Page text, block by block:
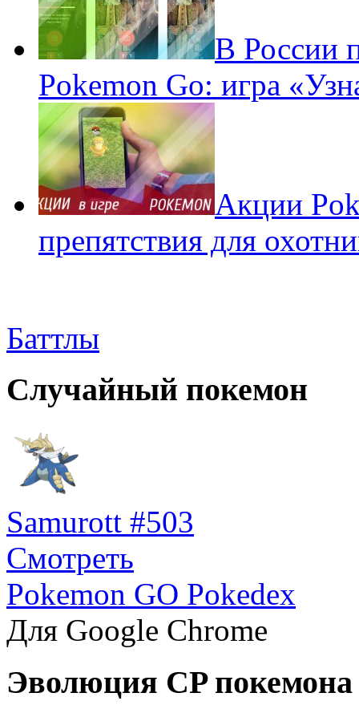
В России
Pokemon Go: игра
Акции
препятствия для
Баттлы
Случайный покемон
Samurott #503
Смотреть
Pokemon GO Pokedex
Для Google Chrome
Эволюция CP покемона